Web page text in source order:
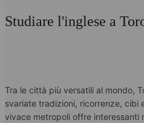
Studiare l'inglese a
Tra le città più versatili al mondo,
svariate tradizioni, ricorrenze, cibi
vivace metropoli offre interessanti